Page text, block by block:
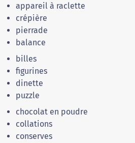
appareil à raclette
crépière
pierrade
balance
billes
figurines
dinette
puzzle
chocolat en poudre
collations
conserves